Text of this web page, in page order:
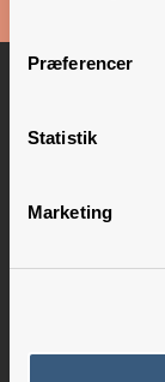
Præferencer
Statistik
Marketing